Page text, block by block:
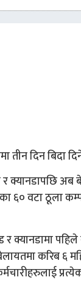
तीन दिन बिदा
क्यानडापछि अब
६० वटा ठूला
क्यानडामा
करिब ६